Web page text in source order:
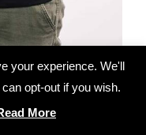
your experience. We'll
opt-out if you wish.
More